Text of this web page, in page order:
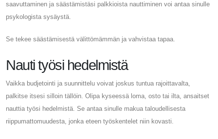
saavuttaminen ja säästämistäsi palkkioista nauttiminen voi antaa sinulle
psykologista sysäystä.
Se tekee säästämisestä välittömämmän ja vahvistaa tapaa.
Nauti työsi hedelmistä
Vaikka budjetointi ja suunnittelu voivat joskus tuntua rajoittavalta,
palkitse itsesi silloin tällöin. Olipa kyseessä loma, osto tai ilta, ansaitset
nauttia työsi hedelmistä. Se antaa sinulle makua taloudellisesta
riippumattomuudesta, jonka eteen työskentelet niin kovasti.